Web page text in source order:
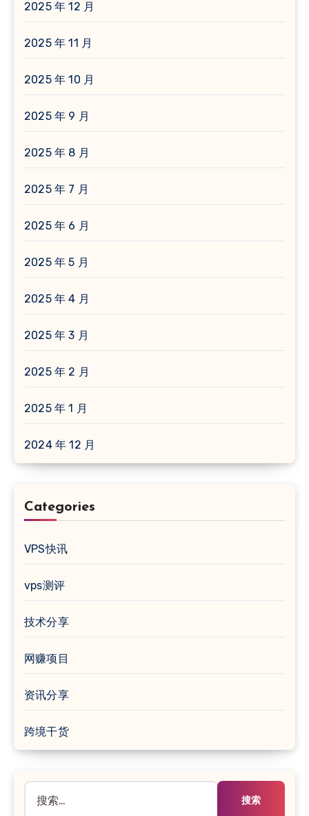
2025 年 12 月
2025 年 11 月
2025 年 10 月
2025 年 9 月
2025 年 8 月
2025 年 7 月
2025 年 6 月
2025 年 5 月
2025 年 4 月
2025 年 3 月
2025 年 2 月
2025 年 1 月
2024 年 12 月
Categories
VPS快讯
vps测评
技术分享
网赚项目
资讯分享
跨境干货
索：